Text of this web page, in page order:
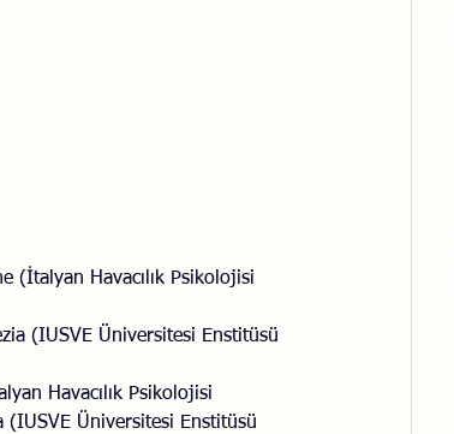
(İtalyan Havacılık Psikolojisi
(IUSVE Üniversitesi Enstitüsü
Havacılık Psikolojisi
Üniversitesi Enstitüsü